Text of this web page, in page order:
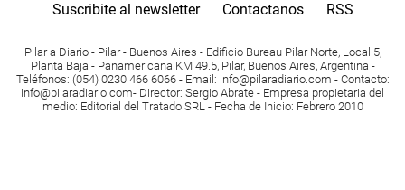
Suscribite al newsletter Contactanos RSS
Pilar a Diario - Pilar - Buenos Aires - Edificio Bureau Pilar Norte, Local 5,
Planta Baja - Panamericana KM 49.5, Pilar, Buenos Aires, Argentina -
Teléfonos: (054) 0230 466 6066 - Email : info@pilaradiario.com - Contacto:
info@pilaradiario.com- Director: Sergio Abrate - Empresa propietaria del
medio: Editorial del Tratado SRL - Fecha de Inicio: Febrero 2010